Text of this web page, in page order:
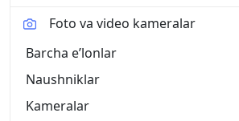
Foto va video kameralar
Barcha eʼlonlar
Naushniklar
Kameralar